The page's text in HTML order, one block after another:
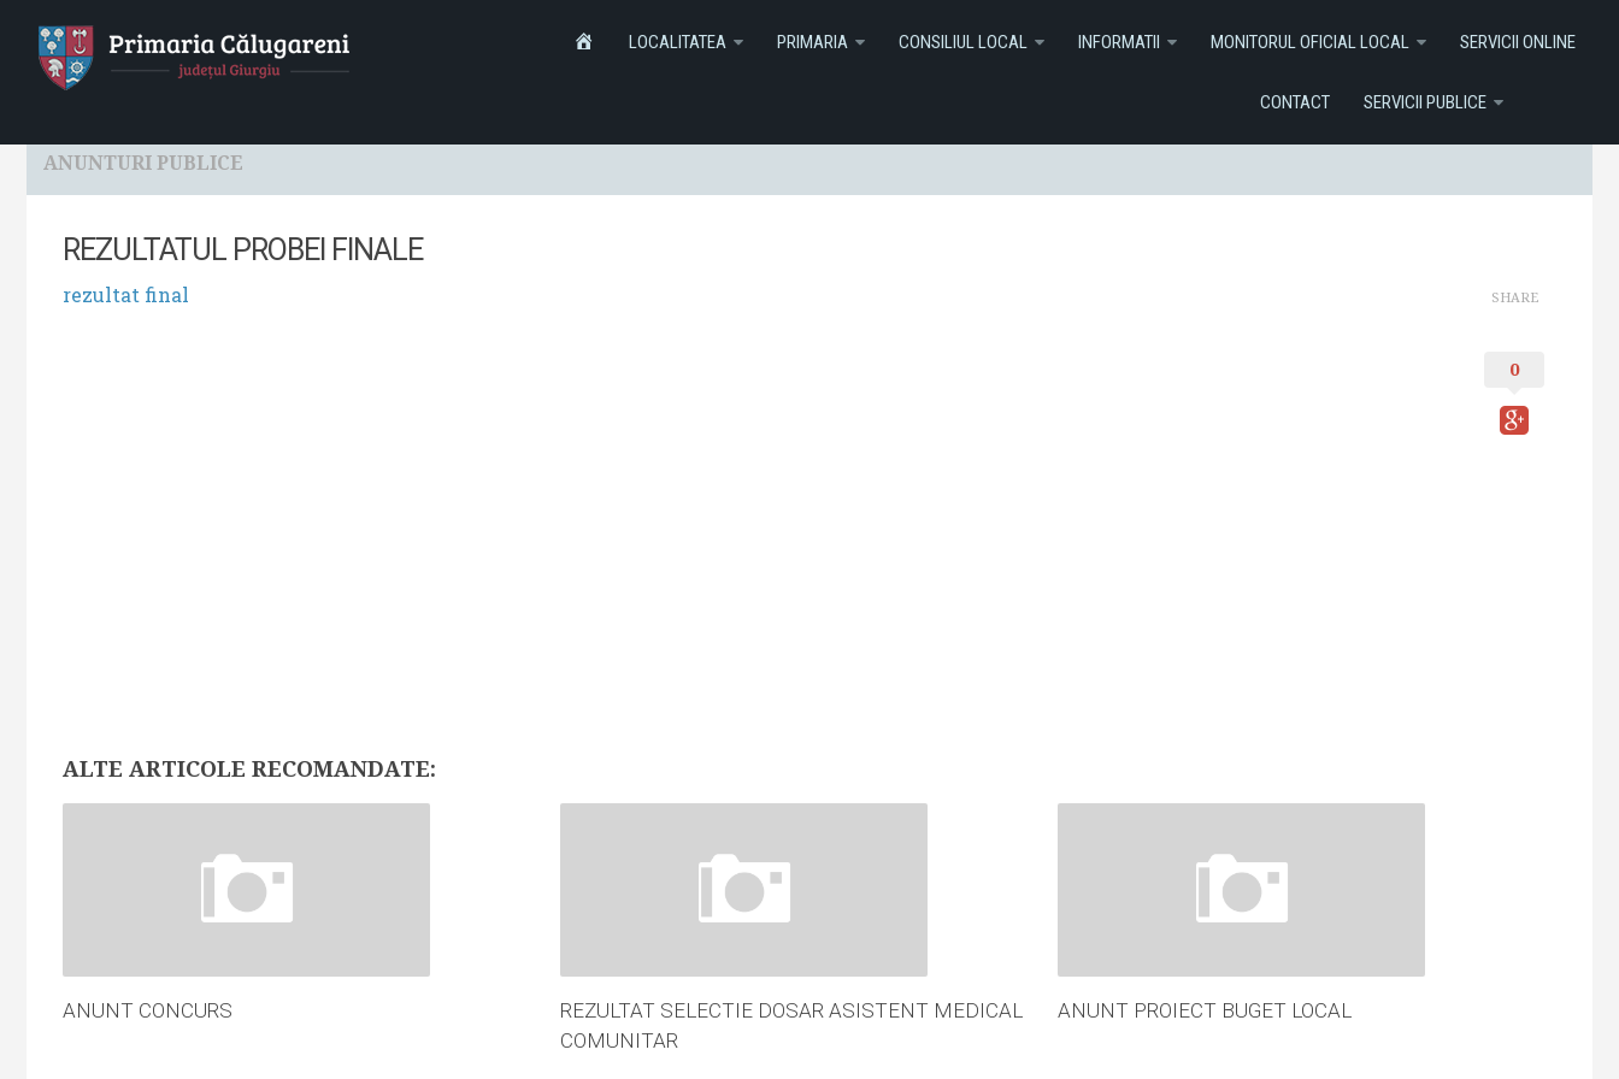
HOMELOCALITATEA PRIMARIA CONSILIUL LOCAL INFORMATII MONITORUL OFICIAL LOCAL SERVICII ONLINE
CONTACT SERVICII PUBLICE
HOMELocalitatea Primaria Informatii Monitorul Oficial Local SERVICII ONLINE Contact Servicii Publice
ANUNTURI PUBLICE
REZULTATUL PROBEI FINALE
rezultat final SHARE
0
ALTE ARTICOLE RECOMANDATE:
ANUNT CONCURS
REZULTAT SELECTIE DOSAR ASISTENT MEDICAL
COMUNITAR
ANUNT PROIECT BUGET LOCAL